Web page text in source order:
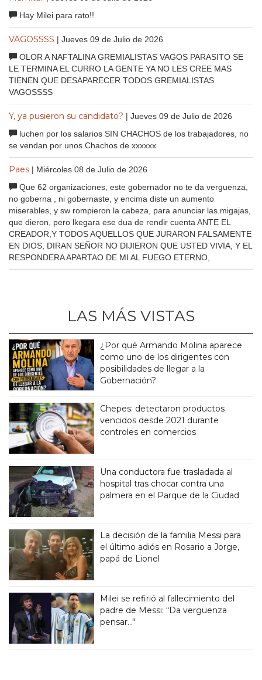
Hay Milei para rato!!
VAGOSSSS | Jueves 09 de Julio de 2026
OLOR A NAFTALINA GREMIALISTAS VAGOS PARASITO SE
LE TERMINA EL CURRO LA GENTE YA NO LES CREE MAS
TIENEN QUE DESAPARECER TODOS GREMIALISTAS
VAGOSSSS
Y, ya pusieron su candidato? | Jueves 09 de Julio de 2026
luchen por los salarios SIN CHACHOS de los trabajadores, no
se vendan por unos Chachos de xxxxxx
Paes | Miércoles 08 de Julio de 2026
Que 62 organizaciones, este gobernador no te da verguenza,
no goberna , ni gobernaste, y encima diste un aumento
miserables, y sw rompieron la cabeza, para anunciar las.migajas,
que dieron, pero lkegara ese dua de rendir cuenta ANTE EL
CREADOR,Y TODOS AQUELLOS QUE JURARON FALSAMENTE
EN DIOS, DIRAN SEÑOR NO DIJIERON QUE USTED VIVIA, Y EL
RESPONDERA APARTAO DE MI AL FUEGO ETERNO,
LAS MÁS VISTAS
¿Por qué Armando Molina aparece
como uno de los dirigentes con
posibilidades de llegar a la
Gobernación?
Chepes: detectaron productos
vencidos desde 2021 durante
controles en comercios
Una conductora fue trasladada al
hospital tras chocar contra una
palmera en el Parque de la Ciudad
La decisión de la familia Messi para
el último adiós en Rosario a Jorge,
papá de Lionel
Milei se refirió al fallecimiento del
padre de Messi: “Da vergüenza
pensar..."